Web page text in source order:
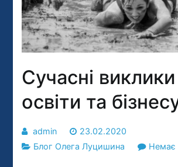
Сучасні
освіти та
admin
23.02.2020
Блог Олега Луцишина
Немає